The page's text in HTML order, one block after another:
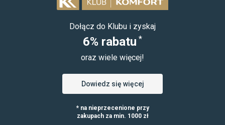
Dołącz do Klubu i zyskaj
6% rabatu *
oraz wiele więcej!
Dowiedz się więcej
* na nieprzecenione przy
zakupach za min. 1000 zł